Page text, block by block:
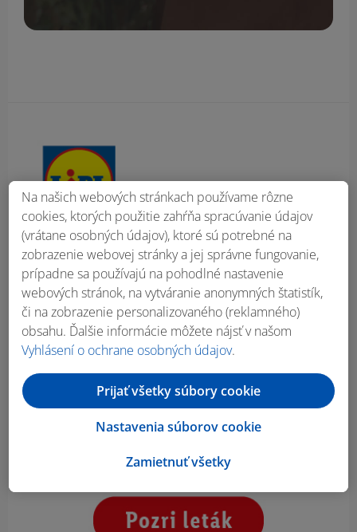
Na našich webových stránkach používame rôzne
cookies, ktorých použitie zahŕňa spracúvanie údajov
(vrátane osobných údajov), ktoré sú potrebné na
zobrazenie webovej stránky a jej správne fungovanie,
prípadne sa používajú na pohodlné nastavenie
webových stránok, na vytváranie anonymných štatistík,
či na zobrazenie personalizovaného (reklamného)
obsahu. Ďalšie informácie môžete nájsť v našom
Vyhlásení o ochrane osobných údajov.
Zamietnuť všetky
Nastavenia súborov cookie
Prijať všetky súbory cookie